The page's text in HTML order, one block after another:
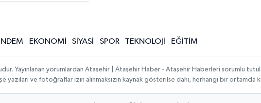
EKONOMİ SİYASİ SPOR TEKNOLOJİ EĞİTİM
Yayınlanan yorumlardan Ataşehir | Ataşehir Haber - Ataşehir Haberleri sorumlu
yazıları ve fotoğraflar izin alınmaksızın kaynak gösterilse dahi, herhangi bir ortamda